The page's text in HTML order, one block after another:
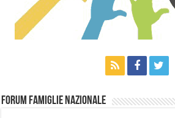
Forum Famiglie Nazionale